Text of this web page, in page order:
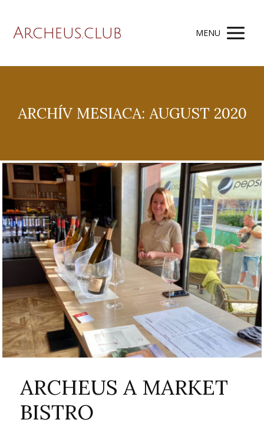
Archeus.club MENU
ARCHÍV MESIACA: AUGUST 2020
ARCHEUS A MARKET
BISTRO